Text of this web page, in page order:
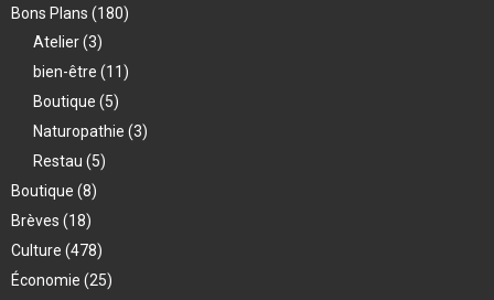
Bons Plans (180)
Atelier(3)
bien-être (11)
Boutique (5)
Naturopathie (3)
Restau (5)
Boutique (8)
Brèves (18)
Culture (478)
Économie (25)